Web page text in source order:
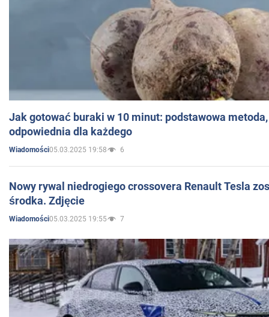
Jak gotować buraki w 10 minut: podstawowa
odpowiednia dla każdego
Wiadomości05.03.2025 19:58 6
Nowy rywal niedrogiego crossovera Renault Tesla
środka. Zdjęcie
Wiadomości05.03.2025 19:55 7